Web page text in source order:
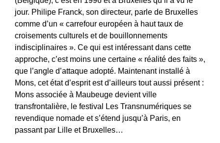
jour. Philipe Franck, son directeur, parle de Bruxelles
comme d’un « carrefour européen à haut taux de
croisements culturels et de bouillonnements
indisciplinaires ». Ce qui est intéressant dans cette
approche, c’est moins une certaine « réalité des faits »,
que l’angle d’attaque adopté. Maintenant installé à
Mons, cet état d’esprit est d’ailleurs tout aussi présent :
Mons associée à Maubeuge devient ville
transfrontalière, le festival Les Transnumériques se
revendique nomade et s’étend jusqu’à Paris, en
passant par Lille et Bruxelles…